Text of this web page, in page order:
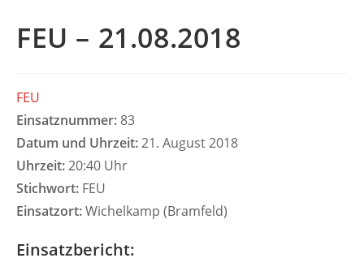
FEU – 21.08.2018
FEU
Einsatznummer: 83
Datum und Uhrzeit:21. August 2018
Uhrzeit:20:40 Uhr
Stichwort: FEU
Einsatzort:Wichelkamp (Bramfeld)
Einsatzbericht: